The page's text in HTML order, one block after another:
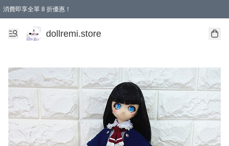
消費即享全單 8 折優惠！
購物滿 HKD 1500.00即享免運費優惠！（適用於 本地送貨、本地取貨、國際送貨 )
dollremi.store